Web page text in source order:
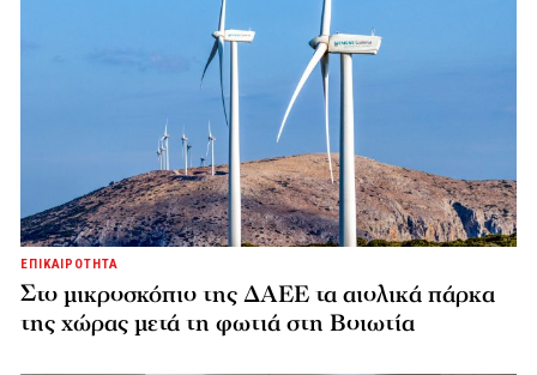
ΕΠΙΚΑΙΡΟΤΗΤΑ
Στο μικροσκόπιο της ΔΑΕΕ τα αιολικά πάρκα
της χώρας μετά τη φωτιά στη Βοιωτία